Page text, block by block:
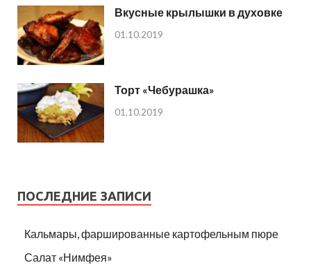
Вкусные крылышки в духовке
01.10.2019
Торт «Чебурашка»
01.10.2019
ПОСЛЕДНИЕ ЗАПИСИ
Кальмары, фаршированные картофельным пюре
Салат «Нимфея»